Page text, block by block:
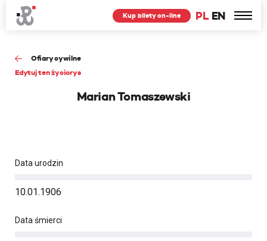
PL EN
Kup bilety on-line
Ofiary cywilne
Edytuj ten życiorys
Marian Tomaszewski
Data urodzin
10.01.1906
Data śmierci